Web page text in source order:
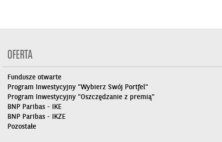
OFERTA
Fundusze otwarte
Program Inwestycyjny "Wybierz Swój Portfel"
Program Inwestycyjny "Oszczędzanie z premią"
BNP Paribas - IKE
BNP Paribas - IKZE
Pozostałe